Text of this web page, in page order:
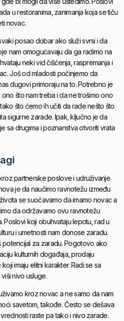
u restoranima, zanimanja koja se tiču
novac.
posao dobar ako služi svrsi i da
nam omogućavaju da ga radimo na
neki vid čišćenja, raspremanja i
Još od mladosti počinjemo da
dugovi primoraju na to. Potrebno je
što nam treba i da ne trošimo ono
što ćemo ih učiti da rade nešto što
sigurne zarade. Ipak, ključno je da
sa drugima i poznanstva otvoriti vrata
partnerske poslove i udruživanje
je da naučimo ravnotežu između
se suočavamo da imamo novac a
da održavamo ovu ravnotežu
Poslovi koji obuhvataju lepotu, rad u
i umetnosti nam donose zaradu.
potencijal za zaradu. Pogotovo ako
kulturnih događaja, prodaju
imaju elitni karakter. Radi se sa
nivo usluge.
kroz novac a ne samo da nam
savetom, takođe. Često se dešava
raste pa tako i nivo zarade.